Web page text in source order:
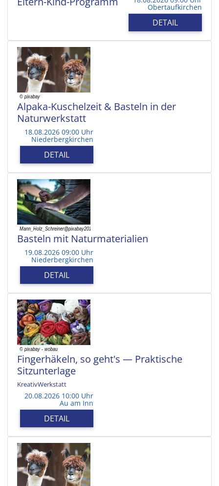
Obertaufkirchen
DETAIL
Alpaka-Kuschelzeit & Basteln in der
Naturwerkstatt
18.08.2026 09:00 Uhr
Niederbergkirchen
DETAIL
Basteln mit Naturmaterialien
19.08.2026 09:00 Uhr
Niederbergkirchen
DETAIL
Fingerhäkeln, so geht's — Praktische
Sitzunterlage
KreativWerkstatt
20.08.2026 10:00 Uhr
Au am Inn
DETAIL